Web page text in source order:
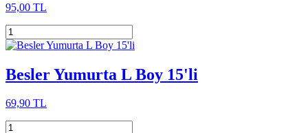
95,00 TL
Besler Yumurta L Boy 15'li
69,90 TL